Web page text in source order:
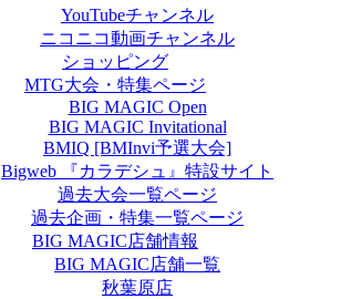
YouTubeチャンネル
ニコニコ動画チャンネル
ショッピング
MTG大会・特集ページ
BIG MAGIC Open
BIG MAGIC Invitational
BMIQ [BMInvi予選大会]
Bigweb 『カラデシュ』特設サイト
過去大会一覧ページ
過去企画・特集一覧ページ
BIG MAGIC店舗情報
BIG MAGIC店舗一覧
秋葉原店